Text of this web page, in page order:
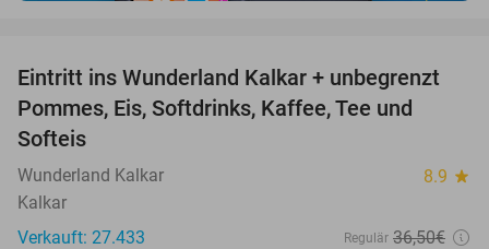
32%
Eintritt ins Wunderland Kalkar + unbegrenzt
Pommes, Eis, Softdrinks, Kaffee, Tee und
Softeis
Wunderland Kalkar 8.9 star
Kalkar
Verkauft: 27.433
Regulär 36,50€